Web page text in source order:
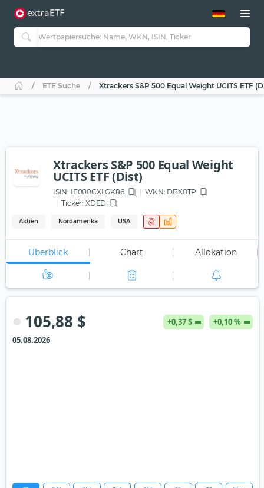
ETF-Guide 2.0
Guide Aktive ETFs
ETF-Sparpläne
ETF Suche Xtrackers S&P 500 Equal Weight UCITS ETF
Xtrackers S&P 500 Equal Weight
UCITS ETF (Dist)
ISIN: IE000CXLGK86 WKN: DBX0TP
Ticker: XDED
Aktien Nordamerika USA
Überblick Chart Allokation
105,88 $ +0,37 $
+0,10 %
05.08.2026